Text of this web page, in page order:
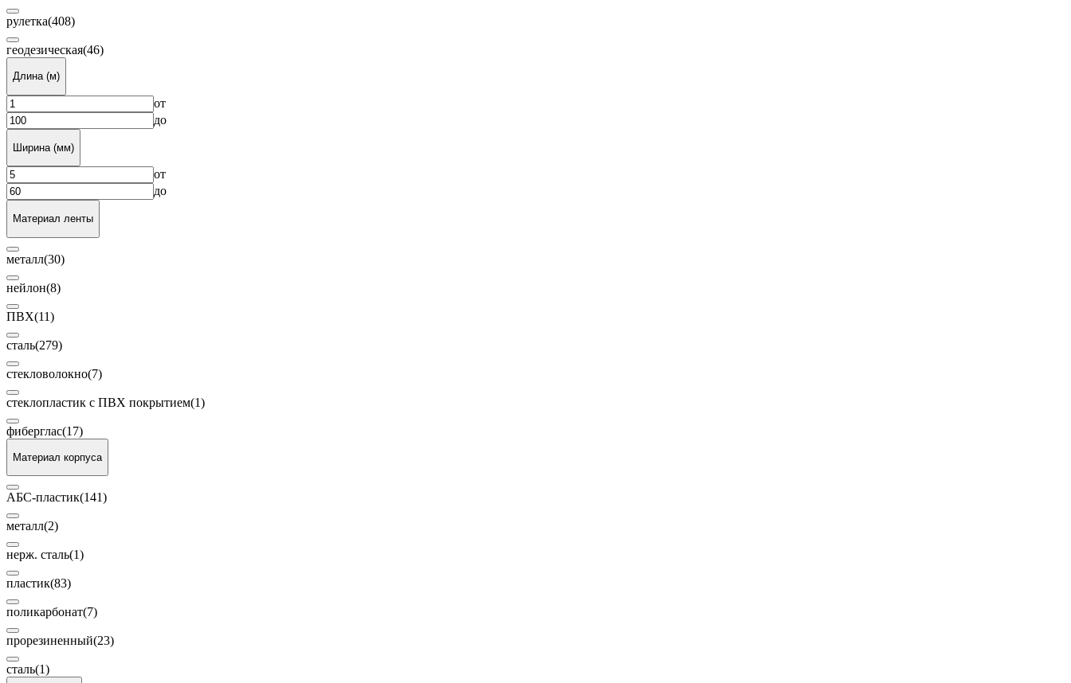
рулетка(408)
геодезическая(46)
Длина (м)
от
до
Ширина (мм)
от
до
Материал ленты
металл(30)
нейлон(8)
ПВХ(11)
сталь(279)
стекловолокно(7)
стеклопластик с ПВХ покрытием(1)
фиберглас(17)
Материал корпуса
АБС-пластик(141)
металл(2)
нерж. сталь(1)
пластик(83)
поликарбонат(7)
прорезиненный(23)
сталь(1)